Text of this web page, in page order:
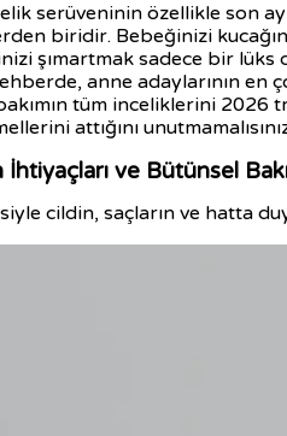
serüveninin özellikle son
biridir. Bebeğinizi
şımartmak sadece bir lüks
anne adaylarının
tüm inceliklerini 2026
attığını
ve Bütünsel
cildin, saçların ve hatta